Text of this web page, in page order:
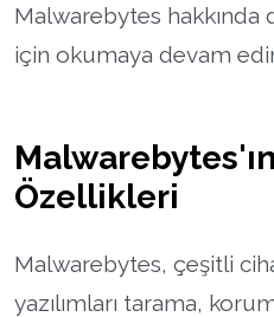
Malwarebytes hakkında
için okumaya devam
Özellikleri
Malwarebytes, çeşitli
yazılımları tarama,